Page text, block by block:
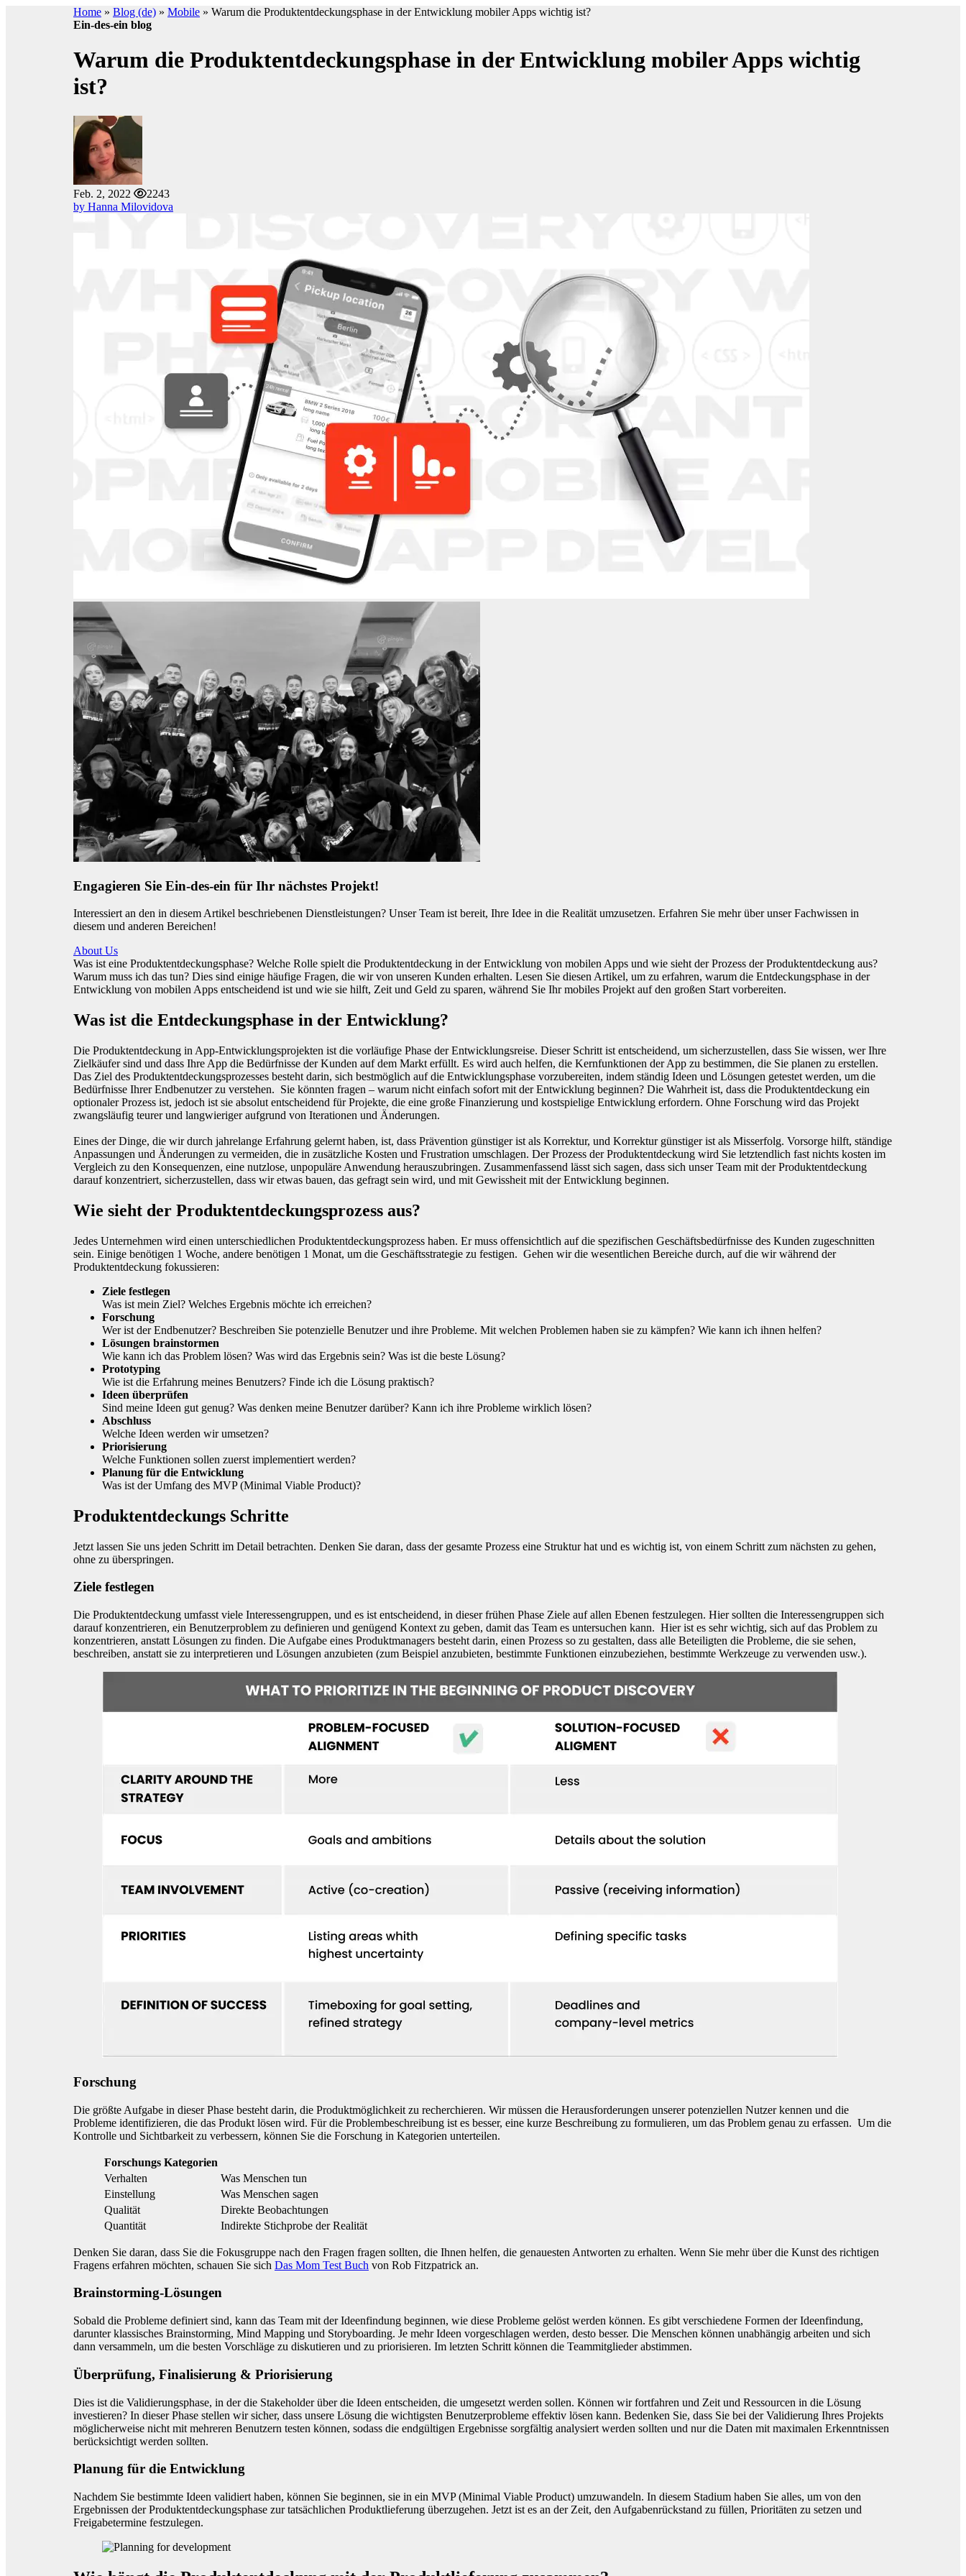
Home » Blog (de) » Mobile » Warum die Produktentdeckungsphase in der Entwicklung mobiler Apps wichtig ist?
Ein-des-ein blog
Warum die Produktentdeckungsphase in der Entwicklung mobiler Apps wichtig
ist?
Feb. 2, 2022
2243
by Hanna Milovidova
Engagieren Sie Ein-des-ein für Ihr nächstes Projekt!
Interessiert an den in diesem Artikel beschriebenen Dienstleistungen? Unser Team ist bereit, Ihre Idee in die Realität umzusetzen. Erfahren Sie mehr über unser Fachwissen in
diesem und anderen Bereichen!
About Us
Was ist eine Produktentdeckungsphase? Welche Rolle spielt die Produktentdeckung in der Entwicklung von mobilen Apps und wie sieht der Prozess der Produktentdeckung aus?
Warum muss ich das tun? Dies sind einige häufige Fragen, die wir von unseren Kunden erhalten. Lesen Sie diesen Artikel, um zu erfahren, warum die Entdeckungsphase in der
Entwicklung von mobilen Apps entscheidend ist und wie sie hilft, Zeit und Geld zu sparen, während Sie Ihr mobiles Projekt auf den großen Start vorbereiten.
Was ist die Entdeckungsphase in der Entwicklung?
Die Produktentdeckung in App-Entwicklungsprojekten ist die vorläufige Phase der Entwicklungsreise. Dieser Schritt ist entscheidend, um sicherzustellen, dass Sie wissen, wer Ihre
Zielkäufer sind und dass Ihre App die Bedürfnisse der Kunden auf dem Markt erfüllt. Es wird auch helfen, die Kernfunktionen der App zu bestimmen, die Sie planen zu erstellen.
Das Ziel des Produktentdeckungsprozesses besteht darin, sich bestmöglich auf die Entwicklungsphase vorzubereiten, indem ständig Ideen und Lösungen getestet werden, um die
Bedürfnisse Ihrer Endbenutzer zu verstehen. Sie könnten fragen – warum nicht einfach sofort mit der Entwicklung beginnen? Die Wahrheit ist, dass die Produktentdeckung ein
optionaler Prozess ist, jedoch ist sie absolut entscheidend für Projekte, die eine große Finanzierung und kostspielige Entwicklung erfordern. Ohne Forschung wird das Projekt
zwangsläufig teurer und langwieriger aufgrund von Iterationen und Änderungen.
Eines der Dinge, die wir durch jahrelange Erfahrung gelernt haben, ist, dass Prävention günstiger ist als Korrektur, und Korrektur günstiger ist als Misserfolg. Vorsorge hilft, ständige
Anpassungen und Änderungen zu vermeiden, die in zusätzliche Kosten und Frustration umschlagen. Der Prozess der Produktentdeckung wird Sie letztendlich fast nichts kosten im
Vergleich zu den Konsequenzen, eine nutzlose, unpopuläre Anwendung herauszubringen. Zusammenfassend lässt sich sagen, dass sich unser Team mit der Produktentdeckung
darauf konzentriert, sicherzustellen, dass wir etwas bauen, das gefragt sein wird, und mit Gewissheit mit der Entwicklung beginnen.
Wie sieht der Produktentdeckungsprozess aus?
Jedes Unternehmen wird einen unterschiedlichen Produktentdeckungsprozess haben. Er muss offensichtlich auf die spezifischen Geschäftsbedürfnisse des Kunden zugeschnitten
sein. Einige benötigen 1 Woche, andere benötigen 1 Monat, um die Geschäftsstrategie zu festigen. Gehen wir die wesentlichen Bereiche durch, auf die wir während der
Produktentdeckung fokussieren:
Ziele festlegen
Was ist mein Ziel? Welches Ergebnis möchte ich erreichen?
Forschung
Wer ist der Endbenutzer? Beschreiben Sie potenzielle Benutzer und ihre Probleme. Mit welchen Problemen haben sie zu kämpfen? Wie kann ich ihnen helfen?
Lösungen brainstormen
Wie kann ich das Problem lösen? Was wird das Ergebnis sein? Was ist die beste Lösung?
Prototyping
Wie ist die Erfahrung meines Benutzers? Finde ich die Lösung praktisch?
Ideen überprüfen
Sind meine Ideen gut genug? Was denken meine Benutzer darüber? Kann ich ihre Probleme wirklich lösen?
Abschluss
Welche Ideen werden wir umsetzen?
Priorisierung
Welche Funktionen sollen zuerst implementiert werden?
Planung für die Entwicklung
Was ist der Umfang des MVP (Minimal Viable Product)?
Produktentdeckungs Schritte
Jetzt lassen Sie uns jeden Schritt im Detail betrachten. Denken Sie daran, dass der gesamte Prozess eine Struktur hat und es wichtig ist, von einem Schritt zum nächsten zu gehen,
ohne zu überspringen.
Ziele festlegen
Die Produktentdeckung umfasst viele Interessengruppen, und es ist entscheidend, in dieser frühen Phase Ziele auf allen Ebenen festzulegen. Hier sollten die Interessengruppen sich
darauf konzentrieren, ein Benutzerproblem zu definieren und genügend Kontext zu geben, damit das Team es untersuchen kann. Hier ist es sehr wichtig, sich auf das Problem zu
konzentrieren, anstatt Lösungen zu finden. Die Aufgabe eines Produktmanagers besteht darin, einen Prozess so zu gestalten, dass alle Beteiligten die Probleme, die sie sehen,
beschreiben, anstatt sie zu interpretieren und Lösungen anzubieten (zum Beispiel anzubieten, bestimmte Funktionen einzubeziehen, bestimmte Werkzeuge zu verwenden usw.).
Forschung
Die größte Aufgabe in dieser Phase besteht darin, die Produktmöglichkeit zu recherchieren. Wir müssen die Herausforderungen unserer potenziellen Nutzer kennen und die
Probleme identifizieren, die das Produkt lösen wird. Für die Problembeschreibung ist es besser, eine kurze Beschreibung zu formulieren, um das Problem genau zu erfassen. Um die
Kontrolle und Sichtbarkeit zu verbessern, können Sie die Forschung in Kategorien unterteilen.
Forschungs Kategorien
Verhalten
Was Menschen tun
Einstellung
Was Menschen sagen
Qualität
Direkte Beobachtungen
Quantität
Indirekte Stichprobe der Realität
Denken Sie daran, dass Sie die Fokusgruppe nach den Fragen fragen sollten, die Ihnen helfen, die genauesten Antworten zu erhalten. Wenn Sie mehr über die Kunst des richtigen
Fragens erfahren möchten, schauen Sie sich Das Mom Test Buch von Rob Fitzpatrick an.
Brainstorming-Lösungen
Sobald die Probleme definiert sind, kann das Team mit der Ideenfindung beginnen, wie diese Probleme gelöst werden können. Es gibt verschiedene Formen der Ideenfindung,
darunter klassisches Brainstorming, Mind Mapping und Storyboarding. Je mehr Ideen vorgeschlagen werden, desto besser. Die Menschen können unabhängig arbeiten und sich
dann versammeln, um die besten Vorschläge zu diskutieren und zu priorisieren. Im letzten Schritt können die Teammitglieder abstimmen.
Überprüfung, Finalisierung & Priorisierung
Dies ist die Validierungsphase, in der die Stakeholder über die Ideen entscheiden, die umgesetzt werden sollen. Können wir fortfahren und Zeit und Ressourcen in die Lösung
investieren? In dieser Phase stellen wir sicher, dass unsere Lösung die wichtigsten Benutzerprobleme effektiv lösen kann. Bedenken Sie, dass Sie bei der Validierung Ihres Projekts
möglicherweise nicht mit mehreren Benutzern testen können, sodass die endgültigen Ergebnisse sorgfältig analysiert werden sollten und nur die Daten mit maximalen Erkenntnissen
berücksichtigt werden sollten.
Planung für die Entwicklung
Nachdem Sie bestimmte Ideen validiert haben, können Sie beginnen, sie in ein MVP (Minimal Viable Product) umzuwandeln. In diesem Stadium haben Sie alles, um von den
Ergebnissen der Produktentdeckungsphase zur tatsächlichen Produktlieferung überzugehen. Jetzt ist es an der Zeit, den Aufgabenrückstand zu füllen, Prioritäten zu setzen und
Freigabetermine festzulegen.